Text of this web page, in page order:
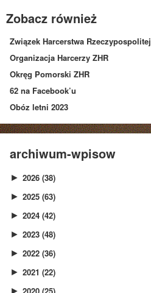
Zobacz również
Związek Harcerstwa Rzeczypospolitej
Organizacja Harcerzy ZHR
Okręg Pomorski ZHR
62 na Facebook’u
Obóz letni 2023
archiwum-wpisow
► 2026 (38)
► 2025 (63)
► 2024 (42)
► 2023 (48)
► 2022 (36)
► 2021 (22)